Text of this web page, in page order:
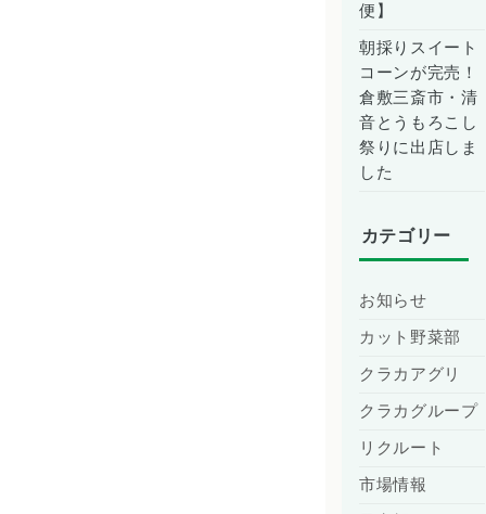
便】
朝採りスイート
コーンが完売！
倉敷三斎市・清
音とうもろこし
祭りに出店しま
した
カテゴリー
お知らせ
カット野菜部
クラカアグリ
クラカグループ
リクルート
市場情報